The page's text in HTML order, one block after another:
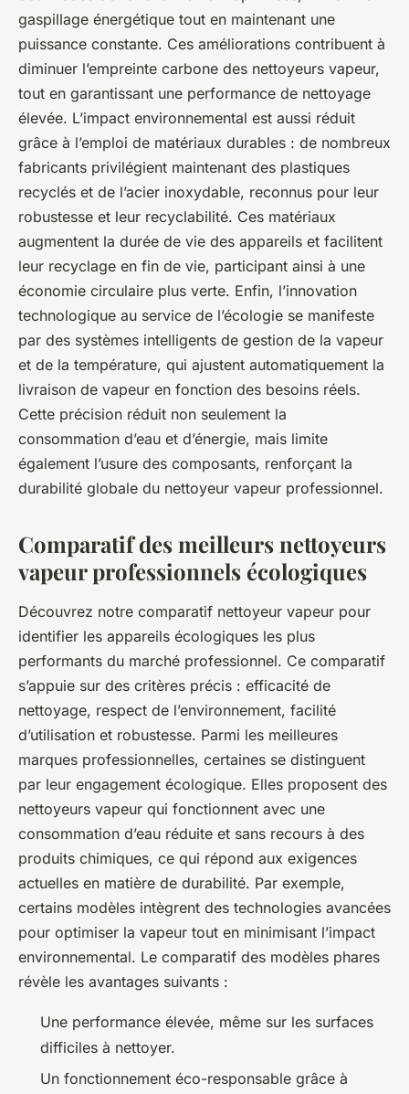
gaspillage énergétique tout en maintenant une
puissance constante. Ces améliorations contribuent à
diminuer l’empreinte carbone des nettoyeurs vapeur,
tout en garantissant une performance de nettoyage
élevée. L’impact environnemental est aussi réduit
grâce à l’emploi de matériaux durables : de nombreux
fabricants privilégient maintenant des plastiques
recyclés et de l’acier inoxydable, reconnus pour leur
robustesse et leur recyclabilité. Ces matériaux
augmentent la durée de vie des appareils et facilitent
leur recyclage en fin de vie, participant ainsi à une
économie circulaire plus verte. Enfin, l’innovation
technologique au service de l’écologie se manifeste
par des systèmes intelligents de gestion de la vapeur
et de la température, qui ajustent automatiquement la
livraison de vapeur en fonction des besoins réels.
Cette précision réduit non seulement la
consommation d’eau et d’énergie, mais limite
également l’usure des composants, renforçant la
durabilité globale du nettoyeur vapeur professionnel.
Comparatif des meilleurs nettoyeurs
vapeur professionnels écologiques
Découvrez notre comparatif nettoyeur vapeur pour
identifier les appareils écologiques les plus
performants du marché professionnel. Ce comparatif
s’appuie sur des critères précis : efficacité de
nettoyage, respect de l’environnement, facilité
d’utilisation et robustesse. Parmi les meilleures
marques professionnelles, certaines se distinguent
par leur engagement écologique. Elles proposent des
nettoyeurs vapeur qui fonctionnent avec une
consommation d’eau réduite et sans recours à des
produits chimiques, ce qui répond aux exigences
actuelles en matière de durabilité. Par exemple,
certains modèles intègrent des technologies avancées
pour optimiser la vapeur tout en minimisant l’impact
environnemental. Le comparatif des modèles phares
révèle les avantages suivants :
Une performance élevée, même sur les surfaces
difficiles à nettoyer.
Un fonctionnement éco-responsable grâce à